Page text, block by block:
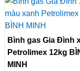
Bình gas Gia Đình
Petrolimex 12kg
MINH